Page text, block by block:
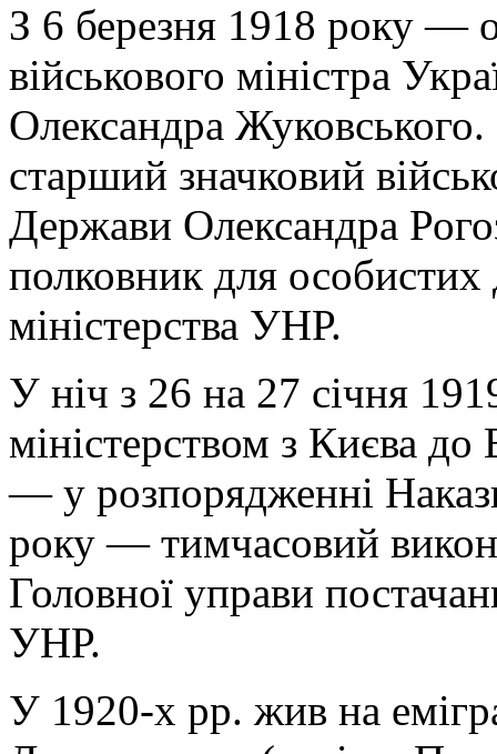
З 6 березня 1918 року —
військового міністра
Олександра
старший значковий
Держави Олександра
полковник для особистих
міністерства УНР.
У ніч з 26 на 27 січня
міністерством з Києва
— у розпорядженні
року — тимчасовий
Головної управи
УНР.
У 1920-х рр. жив на